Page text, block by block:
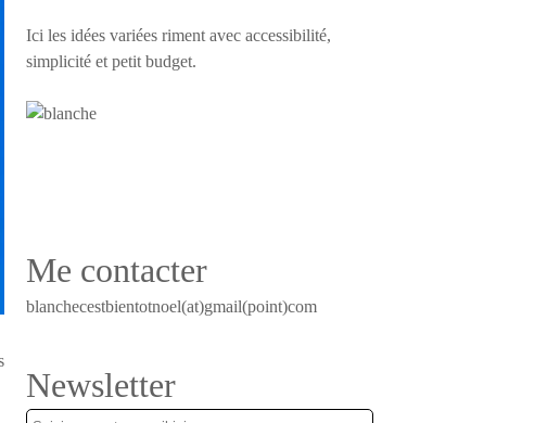
Ici les idées variées riment avec accessibilité,
simplicité et petit budget.
Me contacter
blanchecestbientotnoel(at)gmail(point)com
Newsletter